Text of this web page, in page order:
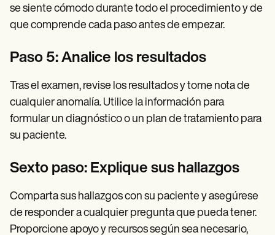
se siente cómodo durante todo el procedimiento y de
que comprende cada paso antes de empezar.
Paso 5: Analice los resultados
Tras el examen, revise los resultados y tome nota de
cualquier anomalía. Utilice la información para
formular un diagnóstico o un plan de tratamiento para
su paciente.
Sexto paso: Explique sus hallazgos
Comparta sus hallazgos con su paciente y asegúrese
de responder a cualquier pregunta que pueda tener.
Proporcione apoyo y recursos según sea necesario,